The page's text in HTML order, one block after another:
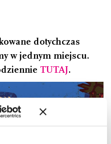
dotychczas
w jednym miejscu.
TUTAJ.